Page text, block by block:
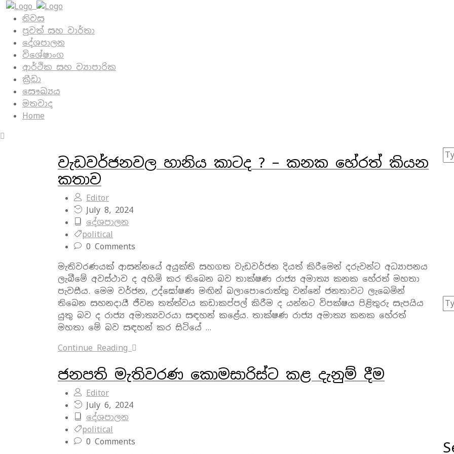
නිවස
පුවත් සහ වාර්තා
දේශපාලන
විශේෂාංග
ආර්ථික සහ ව්‍යාපාරික
ක්‍රීඩා
සෞඛ්‍යය
මතවාද
Home
වැඩවර්ජනවල හානිය කාටද ? – කනක හේරත් කියන
කතාව
Editor
July 8, 2024
දේශපාලන
political
0 Comments
මැතිවරණයක් ආසන්නයේ අයුක්ති සහගත වැඩවර්ජන දියත් කිරීමෙන් දරුවන්ට අධ්‍යාපනය
ලැබීමේ අවස්ථාව ද අහිමි කර තිබෙන බව තාක්ෂණ රාජ්‍ය අමාත්‍ය කනක හේරත් මහතා
පැවසීය. මෙම වර්ජන, උද්ඝෝෂණ මඟින් බලාපොරොත්තු වන්නේ ජනතාවට ලැබෙමින්
තිබෙන සහනදායී ජීවන තත්ත්වය කඩාකප්පල් කිරීම ද යන්නට විපක්ෂය පිළිතුරු සැපයිය
යුතු බව ද රාජ්‍ය අමාත්‍යවරයා සඳහන් කළේය. තාක්ෂණ රාජ්‍ය අමාත්‍ය කනක හේරත්
මහතා මේ බව සඳහන් කර සිටියේ …
Continue Reading
ජනපති මැතිවරණ කොමසාරිස්ට කළ දැනුම් දීම
Editor
July 6, 2024
දේශපාලන
political
0 Comments